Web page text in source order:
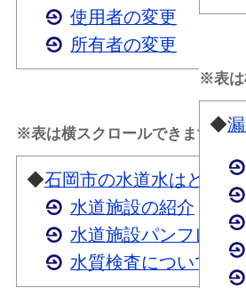
使用者の変更
所有者の変更
※表は横スクロールできます。
◆石岡市の水道水はどこか
水道施設の紹介
水道施設パンフレット
水質検査について
※表は
◆